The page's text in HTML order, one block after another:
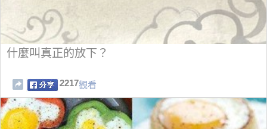
什麼叫真正的放下？
2217觀看